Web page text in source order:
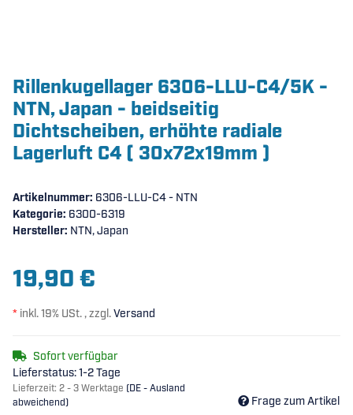
Rillenkugellager 6306-LLU-C4/5K -
NTN, Japan - beidseitig
Dichtscheiben, erhöhte radiale
Lagerluft C4 ( 30x72x19mm )
Artikelnummer: 6306-LLU-C4 - NTN
Kategorie: 6300-6319
Hersteller: NTN, Japan
19,90 €
* inkl. 19% USt. , zzgl.Versand
Sofort verfügbar
Lieferstatus: 1-2 Tage
Lieferzeit: 2 - 3 Werktage (DE - Ausland
abweichend)
Frage zum Artikel